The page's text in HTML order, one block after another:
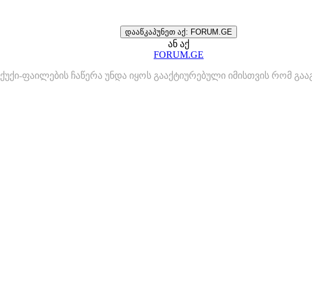
დააწკაპუნეთ აქ: FORUM.GE
ან აქ
FORUM.GE
ქუქი-ფაილების ჩაწერა უნდა იყოს გააქტიურებული იმისთვის რომ